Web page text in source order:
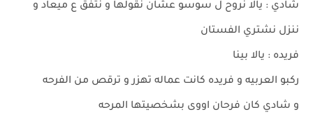
شادي : يالا نروح ل سوسو عشان نقولها و نتفق ع ميعاد و
ننزل نشتري الفستان
فريده : يالا بينا
ركبو العربيه و فريده كانت عماله تهزر و ترقص من الفرحه
و شادي كان فرحان اووى بشخصيتها المرحه